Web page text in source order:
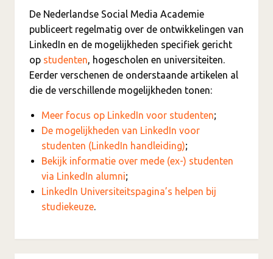
De Nederlandse Social Media Academie
publiceert regelmatig over de ontwikkelingen van
LinkedIn en de mogelijkheden specifiek gericht
op studenten, hogescholen en universiteiten.
Eerder verschenen de onderstaande artikelen al
die de verschillende mogelijkheden tonen:
Meer focus op LinkedIn voor studenten;
De mogelijkheden van LinkedIn voor
studenten (LinkedIn handleiding);
Bekijk informatie over mede (ex-) studenten
via LinkedIn alumni;
LinkedIn Universiteitspagina’s helpen bij
studiekeuze.